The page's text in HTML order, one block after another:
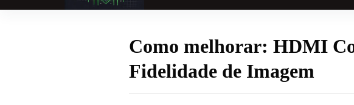
Como melhorar: HDMI
Fidelidade de Imagem